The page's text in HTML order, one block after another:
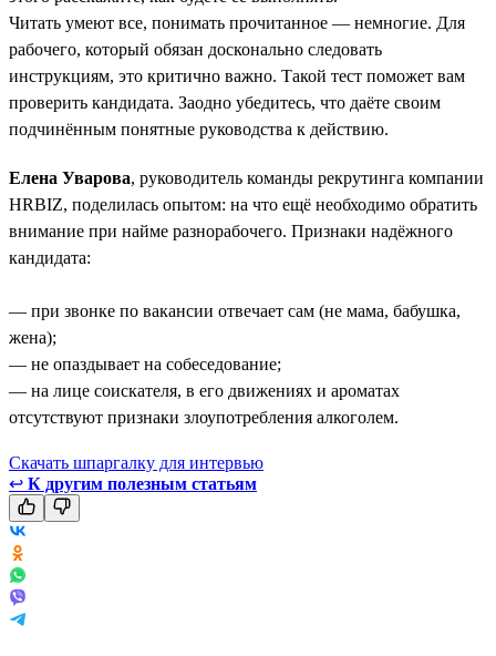
Читать умеют все, понимать прочитанное — немногие. Для
рабочего, который обязан досконально следовать
инструкциям, это критично важно. Такой тест поможет вам
проверить кандидата. Заодно убедитесь, что даёте своим
подчинённым понятные руководства к действию.
Елена Уварова, руководитель команды рекрутинга компании
HRBIZ, поделилась опытом: на что ещё необходимо обратить
внимание при найме разнорабочего. Признаки надёжного
кандидата:
— при звонке по вакансии отвечает сам (не мама, бабушка,
жена);
— не опаздывает на собеседование;
— на лице соискателя, в его движениях и ароматах
отсутствуют признаки злоупотребления алкоголем.
Скачать шпаргалку для интервью
↩ К другим полезным статьям